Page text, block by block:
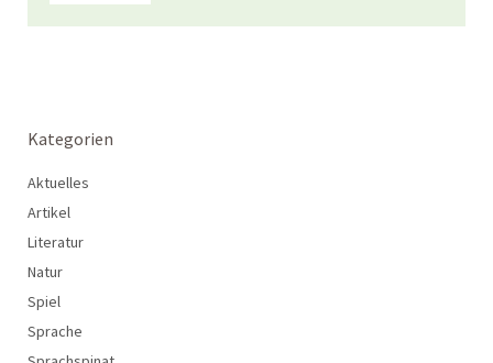
Kategorien
Aktuelles
Artikel
Literatur
Natur
Spiel
Sprache